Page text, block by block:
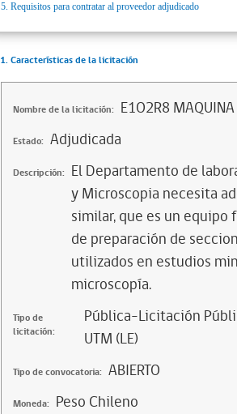
5. Requisitos para contratar al proveedor adjudicado
1. Características de la licitación
Nombre de la licitación: E1O2R8
Estado: Adjudicada
Descripción: El Departamento de
y Microscopia necesita
similar, que es un
de preparación de
utilizados en estudios
microscopía.
Tipo de
licitación:
Pública-Licitación
UTM (LE)
Tipo de convocatoria: ABIERTO
Moneda: Peso Chileno